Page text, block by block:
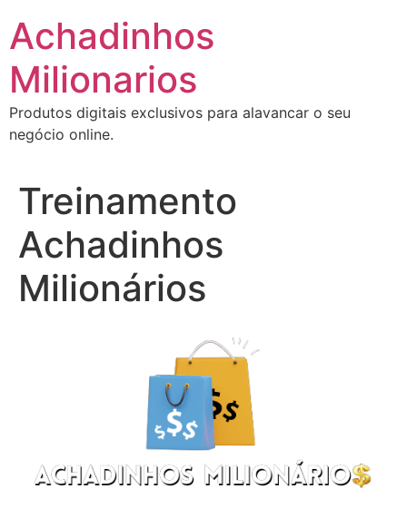
para
conteúdo
Achadinhos
Milionarios
Produtos digitais exclusivos para alavancar o seu
negócio online.
Treinamento
Achadinhos
Milionários